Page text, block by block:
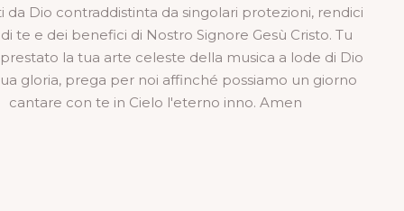
da Dio contraddistinta da singolari protezioni, rendici
te e dei benefici di Nostro Signore Gesù Cristo. Tu
la tua arte celeste della musica a lode di Dio
gloria, prega per noi affinché possiamo un giorno
cantare con te in Cielo l'eterno inno. Amen